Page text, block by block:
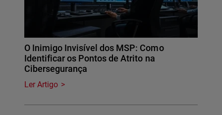
O Inimigo Invisível dos MSP: Como
Identificar os Pontos de Atrito na
Cibersegurança
Ler Artigo